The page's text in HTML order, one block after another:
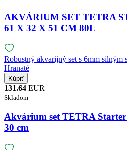
AKVÁRIUM SET TETRA
61 X 32 X 51 CM 80L
Robustný akvarijný set s 6mm
Hranaté
131.64 EUR
Skladom
Akvárium set TETRA
30 cm